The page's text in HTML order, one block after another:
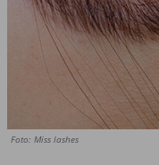
Foto: Miss lashes